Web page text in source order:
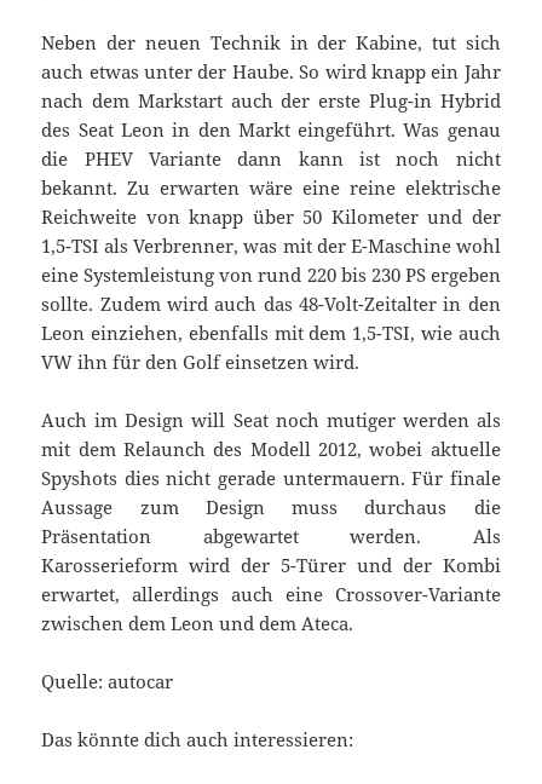
Neben der neuen Technik in der Kabine, tut sich
auch etwas unter der Haube. So wird knapp ein Jahr
nach dem Markstart auch der erste Plug-in Hybrid
des Seat Leon in den Markt eingeführt. Was genau
die PHEV Variante dann kann ist noch nicht
bekannt. Zu erwarten wäre eine reine elektrische
Reichweite von knapp über 50 Kilometer und der
1,5-TSI als Verbrenner, was mit der E-Maschine wohl
eine Systemleistung von rund 220 bis 230 PS ergeben
sollte. Zudem wird auch das 48-Volt-Zeitalter in den
Leon einziehen, ebenfalls mit dem 1,5-TSI, wie auch
VW ihn für den Golf einsetzen wird.
Auch im Design will Seat noch mutiger werden als
mit dem Relaunch des Modell 2012, wobei aktuelle
Spyshots dies nicht gerade untermauern. Für finale
Aussage zum Design muss durchaus die
Präsentation abgewartet werden. Als
Karosserieform wird der 5-Türer und der Kombi
erwartet, allerdings auch eine Crossover-Variante
zwischen dem Leon und dem Ateca.
Quelle: autocar
Das könnte dich auch interessieren: